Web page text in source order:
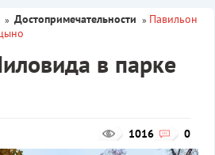
» Достопримечательности » Павильон
в парке
0
1016